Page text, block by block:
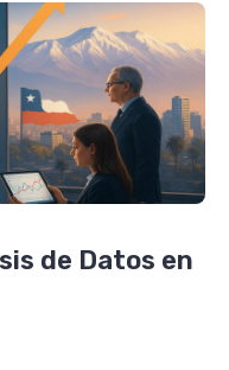
de Datos en